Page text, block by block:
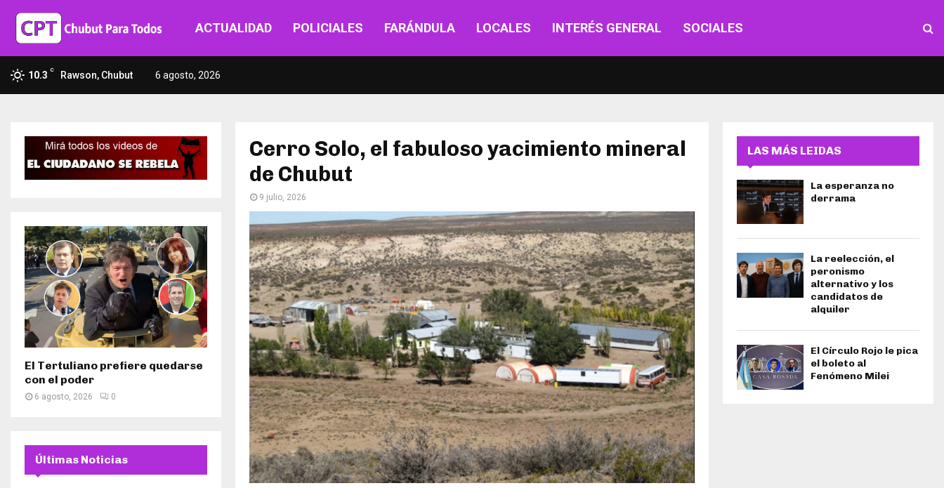
ACTUALIDAD POLICIALES FARÁNDULA LOCALES INTERÉS GENERAL SOCIALES
10.3 C Rawson, Chubut 6 agosto, 2026
Cerro Solo, el fabuloso yacimiento mineral
de Chubut
9 julio, 2026
El Tertuliano prefiere quedarse
con el poder
6 agosto, 2026 0
Últimas Noticias
LAS MÁS LEIDAS
La esperanza no
derrama
La reelección, el
peronismo
alternativo y los
candidatos de
alquiler
El Círculo Rojo le pica
el boleto al
Fenómeno Milei